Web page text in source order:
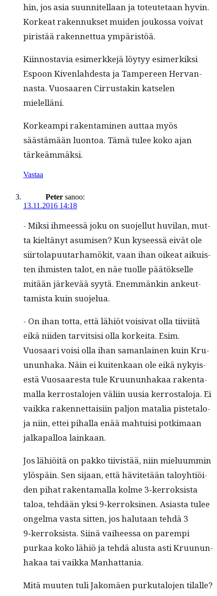
hin, jos asia suun­nitel­laan ja toteutetaan hyvin.
Korkeat raken­nuk­set muiden joukos­sa voivat
piristää raken­net­tua ympäristöä.
Kiin­nos­tavia esimerkke­jä löy­tyy esimerkik­si
Espoon Kiven­lahdes­ta ja Tam­pereen Her­van­
nas­ta. Vuosaaren Cir­rus­takin kat­se­len
mielelläni.
Korkeampi rak­en­t­a­mi­nen aut­taa myös
säästämään luon­toa. Tämä tulee koko ajan
tärkeämmäksi.
Vastaa
Peter sanoo:
13.11.2016 14:18
- Mik­si ihmeessä joku on suo­jel­lut huvi­lan, mut­
ta kieltänyt asumisen? Kun kyseessä eivät ole
siir­to­la­pu­u­tarhamök­it, vaan ihan oikeat aikuis­
ten ihmis­ten talot, en näe tuolle päätök­selle
mitään järkevää syytä. Enem­mänkin ankeut­
tamista kuin suojelua.
- On ihan tot­ta, että lähiöt voisi­vat olla tiivi­itä
eikä niiden tarvit­sisi olla korkei­ta. Esim.
Vuosaari voisi olla ihan saman­lainen kuin Kru­
u­nun­haka. Näin ei kuitenkaan ole eikä nykyis­
es­tä Vuosaares­ta tule Kru­u­nun­hakaa rak­en­ta­
mal­la ker­rostalo­jen väli­in uusia ker­rostalo­ja. Ei
vaik­ka raken­net­taisi­in paljon matalia pis­te­talo­
ja niin, ettei pihal­la enää mah­tu­isi potki­maan
jalka­pal­loa lainkaan.
Jos lähiöitä on pakko tiivistää, niin mielu­um­min
ylöspäin. Sen sijaan, että hävitetään taloy­htiöi­
den pihat rak­en­ta­mal­la kolme 3‑kerroksista
taloa, tehdään yksi 9‑kerroksinen. Asi­as­ta tulee
ongel­ma vas­ta sit­ten, jos halu­taan tehdä 3
9‑kerroksista. Siinä vai­heessa on parem­pi
purkaa koko lähiö ja tehdä alus­ta asti Kru­u­nun­
hakaa tai vaik­ka Manhattania.
Mitä muuten tuli Jakomäen purku­talo­jen tilalle?